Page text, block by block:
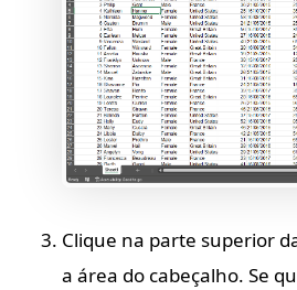
Clique na parte superior
a área do cabeçalho. Se